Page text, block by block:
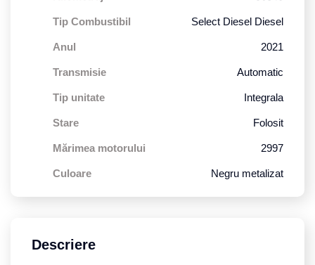
Tip Combustibil Select Diesel Diesel
Anul 2021
Transmisie Automatic
Tip unitate Integrala
Stare Folosit
Mărimea motorului 2997
Culoare Negru metalizat
Descriere